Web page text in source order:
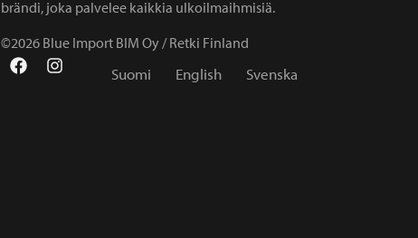
brändi, joka palvelee kaikkia ulkoilmaihmisiä.
©2026 Blue Import BIM Oy / Retki Finland
Suomi English Svenska